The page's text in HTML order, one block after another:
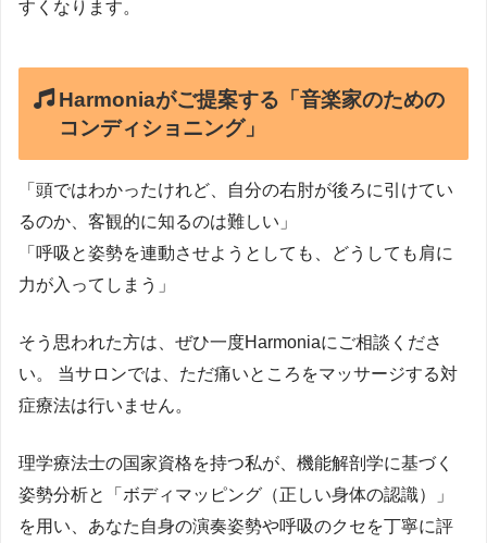
すくなります。
Harmoniaがご提案する「音楽家のための
コンディショニング」
「頭ではわかったけれど、自分の右肘が後ろに引けてい
るのか、客観的に知るのは難しい」
「呼吸と姿勢を連動させようとしても、どうしても肩に
力が入ってしまう」
そう思われた方は、ぜひ一度Harmoniaにご相談くださ
い。 当サロンでは、ただ痛いところをマッサージする対
症療法は行いません。
理学療法士の国家資格を持つ私が、機能解剖学に基づく
姿勢分析と「ボディマッピング（正しい身体の認識）」
を用い、あなた自身の演奏姿勢や呼吸のクセを丁寧に評